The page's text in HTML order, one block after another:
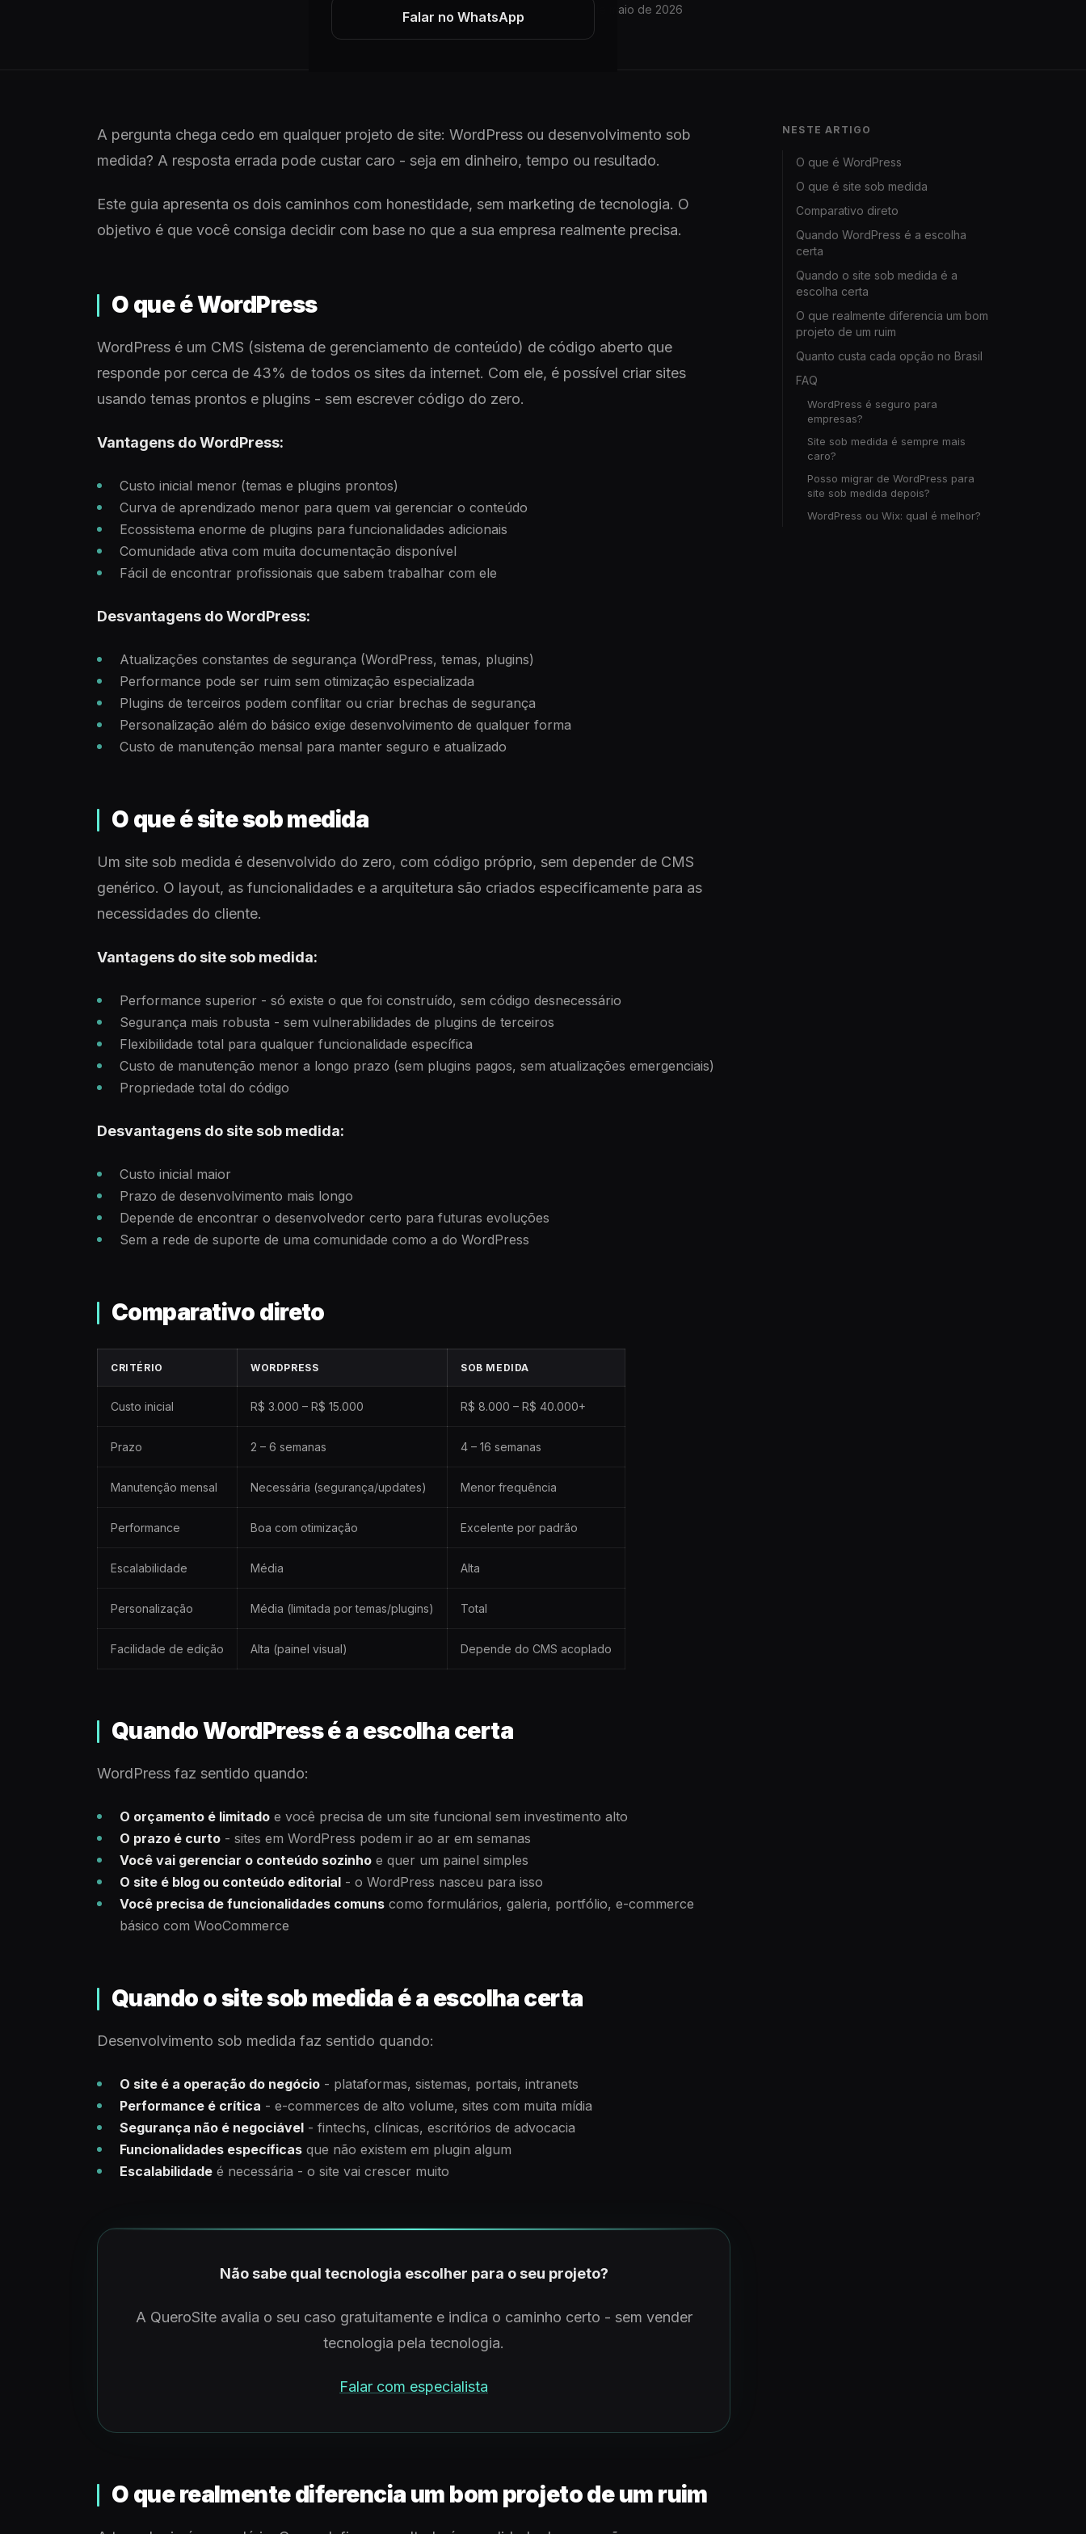
Falar no WhatsApp
ARTIGO 8 min de leitura 02 de maio de 2026
A pergunta chega cedo em qualquer projeto de site: WordPress ou desenvolvimento sob
medida? A resposta errada pode custar caro - seja em dinheiro, tempo ou resultado.
Este guia apresenta os dois caminhos com honestidade, sem marketing de tecnologia. O
objetivo é que você consiga decidir com base no que a sua empresa realmente precisa.
O que é WordPress
WordPress é um CMS (sistema de gerenciamento de conteúdo) de código aberto que
responde por cerca de 43% de todos os sites da internet. Com ele, é possível criar sites
usando temas prontos e plugins - sem escrever código do zero.
Vantagens do WordPress:
Custo inicial menor (temas e plugins prontos)
Curva de aprendizado menor para quem vai gerenciar o conteúdo
Ecossistema enorme de plugins para funcionalidades adicionais
Comunidade ativa com muita documentação disponível
Fácil de encontrar profissionais que sabem trabalhar com ele
Desvantagens do WordPress:
Atualizações constantes de segurança (WordPress, temas, plugins)
Performance pode ser ruim sem otimização especializada
Plugins de terceiros podem conflitar ou criar brechas de segurança
Personalização além do básico exige desenvolvimento de qualquer forma
Custo de manutenção mensal para manter seguro e atualizado
O que é site sob medida
Um site sob medida é desenvolvido do zero, com código próprio, sem depender de CMS
genérico. O layout, as funcionalidades e a arquitetura são criados especificamente para as
necessidades do cliente.
Vantagens do site sob medida:
Performance superior - só existe o que foi construído, sem código desnecessário
Segurança mais robusta - sem vulnerabilidades de plugins de terceiros
Flexibilidade total para qualquer funcionalidade específica
Custo de manutenção menor a longo prazo (sem plugins pagos, sem atualizações emergenciais)
Propriedade total do código
Desvantagens do site sob medida:
Custo inicial maior
Prazo de desenvolvimento mais longo
Depende de encontrar o desenvolvedor certo para futuras evoluções
Sem a rede de suporte de uma comunidade como a do WordPress
Comparativo direto
CRITÉRIO WORDPRESS SOB MEDIDA
Custo inicial R$ 3.000 – R$ 15.000 R$ 8.000 – R$ 40.000+
Prazo 2 – 6 semanas 4 – 16 semanas
Manutenção mensal Necessária (segurança/updates) Menor frequência
Performance Boa com otimização Excelente por padrão
Escalabilidade Média Alta
Personalização Média (limitada por temas/plugins) Total
Facilidade de edição Alta (painel visual) Depende do CMS acoplado
Quando WordPress é a escolha certa
WordPress faz sentido quando:
O orçamento é limitado e você precisa de um site funcional sem investimento alto
O prazo é curto - sites em WordPress podem ir ao ar em semanas
Você vai gerenciar o conteúdo sozinho e quer um painel simples
O site é blog ou conteúdo editorial - o WordPress nasceu para isso
Você precisa de funcionalidades comuns como formulários, galeria, portfólio, e-commerce
básico com WooCommerce
Quando o site sob medida é a escolha certa
Desenvolvimento sob medida faz sentido quando:
O site é a operação do negócio - plataformas, sistemas, portais, intranets
Performance é crítica - e-commerces de alto volume, sites com muita mídia
Segurança não é negociável - fintechs, clínicas, escritórios de advocacia
Funcionalidades específicas que não existem em plugin algum
Escalabilidade é necessária - o site vai crescer muito
Não sabe qual tecnologia escolher para o seu projeto?
A QueroSite avalia o seu caso gratuitamente e indica o caminho certo - sem vender
tecnologia pela tecnologia.
Falar com especialista
O que realmente diferencia um bom projeto de um ruim
NESTE ARTIGO
O que é WordPress
O que é site sob medida
Comparativo direto
Quando WordPress é a escolha
certa
Quando o site sob medida é a
escolha certa
O que realmente diferencia um bom
projeto de um ruim
Quanto custa cada opção no Brasil
FAQ
WordPress é seguro para
empresas?
Site sob medida é sempre mais
caro?
Posso migrar de WordPress para
site sob medida depois?
WordPress ou Wix: qual é melhor?